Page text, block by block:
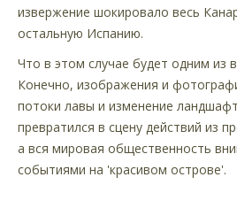
извержение шокировало весь
остальную Испанию.
Что в этом случае будет одним из
Конечно, изображения и
потоки лавы и изменение
превратился в сцену действий из
а вся мировая общественность
событиями на 'красивом острове'.